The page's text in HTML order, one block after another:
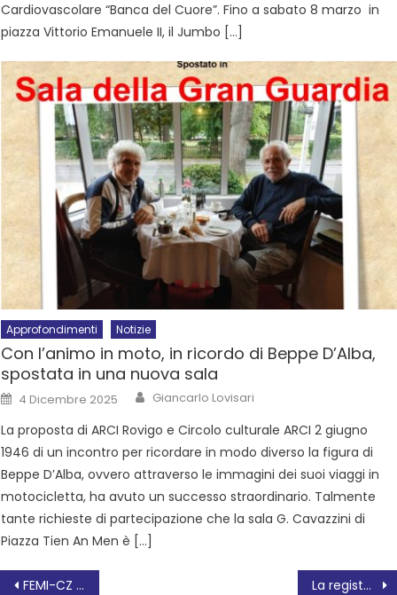
Cardiovascolare “Banca del Cuore”. Fino a sabato 8 marzo in
piazza Vittorio Emanuele II, il Jumbo […]
Approfondimenti Notizie
Con l’animo in moto, in ricordo di Beppe D’Alba,
spostata in una nuova sala
4 Dicembre 2025 Giancarlo Lovisari
La proposta di ARCI Rovigo e Circolo culturale ARCI 2 giugno
1946 di un incontro per ricordare in modo diverso la figura di
Beppe D’Alba, ovvero attraverso le immagini dei suoi viaggi in
motocicletta, ha avuto un successo straordinario. Talmente
tante richieste di partecipazione che la sala G. Cavazzini di
Piazza Tien An Men è […]
FEMI-CZ RRD: DOMANI LA SFIDA CONTRO L’HBS COLORNO La regista rodigina Isabella Sandri torna a Rovigo con il film “Un confine incerto”